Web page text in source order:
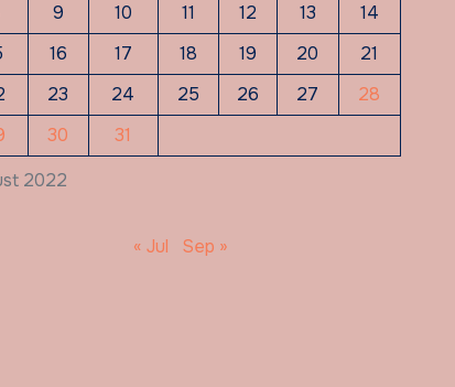
2022
9 10 11 12 13
14
16 17 18 19 20
21
23 24 25 26 27
28
30 31
« Jul Sep »